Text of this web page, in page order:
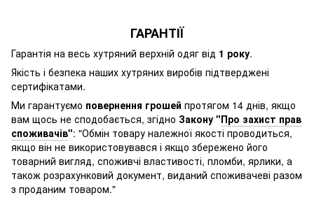
ГАРАНТІЇ
Гарантія на весь хутряний верхній одяг від 1 року.
Якість і безпека наших хутряних виробів підтверджені
сертифікатами.
Ми гарантуємо повернення грошей протягом 14 днів, якщо
вам щось не сподобається, згідно Закону "Про захист прав
споживачів": "Обмін товару належної якості проводиться,
якщо він не використовувався і якщо збережено його
товарний вигляд, споживчі властивості, пломби, ярлики, а
також розрахунковий документ, виданий споживачеві разом
з проданим товаром."